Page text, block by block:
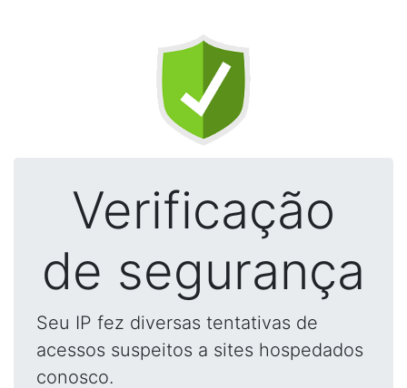
Verificação
de segurança
Seu IP fez diversas tentativas de
acessos suspeitos a sites hospedados
conosco.